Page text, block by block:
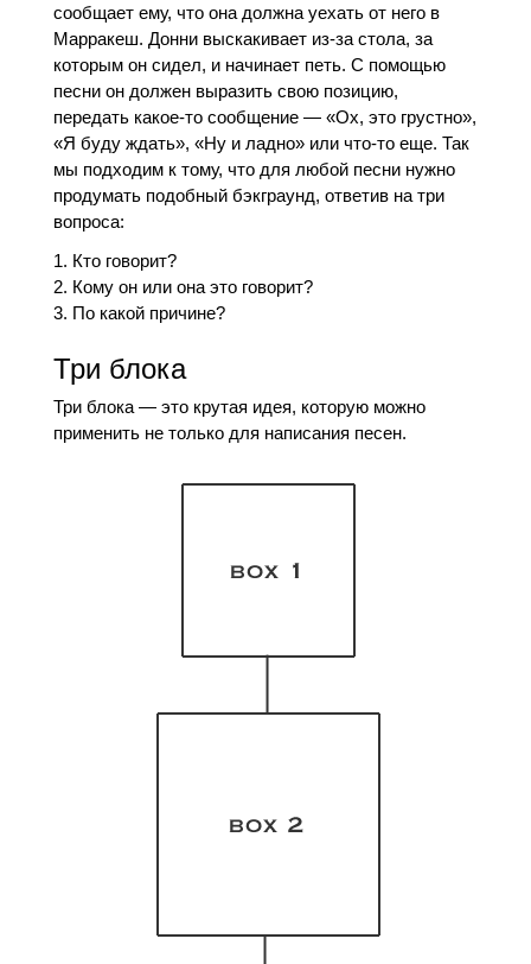
сообщает ему, что она должна уехать от него в
Марракеш. Донни выскакивает из-за стола, за
которым он сидел, и начинает петь. С помощью
песни он должен выразить свою позицию,
передать какое-то сообщение — «Ох, это грустно»,
«Я буду ждать», «Ну и ладно» или что-то еще. Так
мы подходим к тому, что для любой песни нужно
продумать подобный бэкграунд, ответив на три
вопроса:
Кто говорит?
Кому он или она это говорит?
По какой причине?
Три блока
Три блока — это крутая идея, которую можно
применить не только для написания песен.